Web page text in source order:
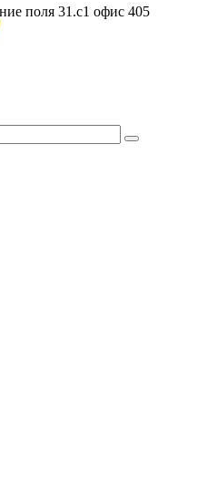
поля 31.с1 офис 405